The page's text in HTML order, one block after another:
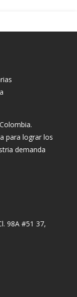
para lograr los
demanda
98A #51 37,